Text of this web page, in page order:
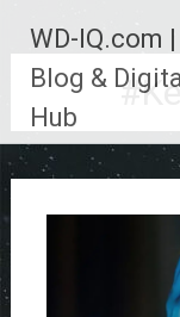
konten
WD-IQ.com
Blog &
Hub